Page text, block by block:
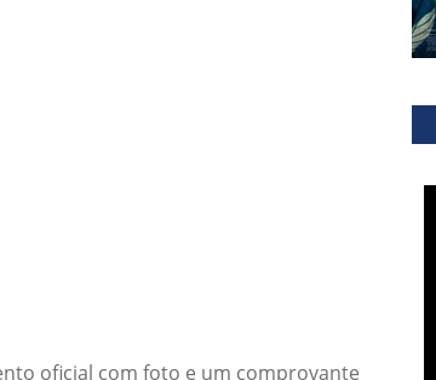
oficial com foto e um comprovante